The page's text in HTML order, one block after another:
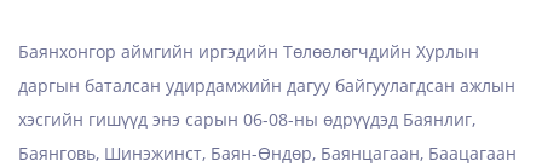
Баянхонгор аймгийн иргэдийн Төлөөлөгчдийн Хурлын
даргын баталсан удирдамжийн дагуу байгуулагдсан ажлын
хэсгийн гишүүд энэ сарын 06-08-ны өдрүүдэд Баянлиг,
Баянговь, Шинэжинст, Баян-Өндөр, Баянцагаан, Баацагаан